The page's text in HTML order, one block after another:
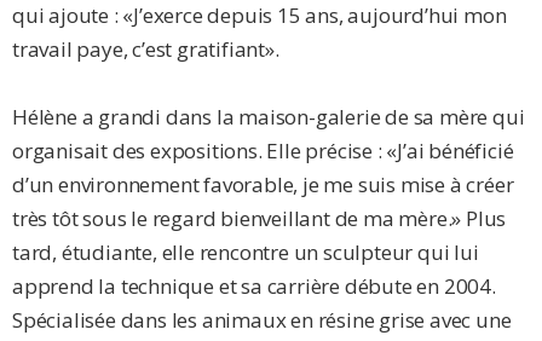
qui ajoute : «J’exerce depuis 15 ans, aujourd’hui mon
travail paye, c’est gratifiant».
Hélène a grandi dans la maison-galerie de sa mère qui
organisait des expositions. Elle précise : «J’ai bénéficié
d’un environnement favorable, je me suis mise à créer
très tôt sous le regard bienveillant de ma mère.» Plus
tard, étudiante, elle rencontre un sculpteur qui lui
apprend la technique et sa carrière débute en 2004.
Spécialisée dans les animaux en résine grise avec une